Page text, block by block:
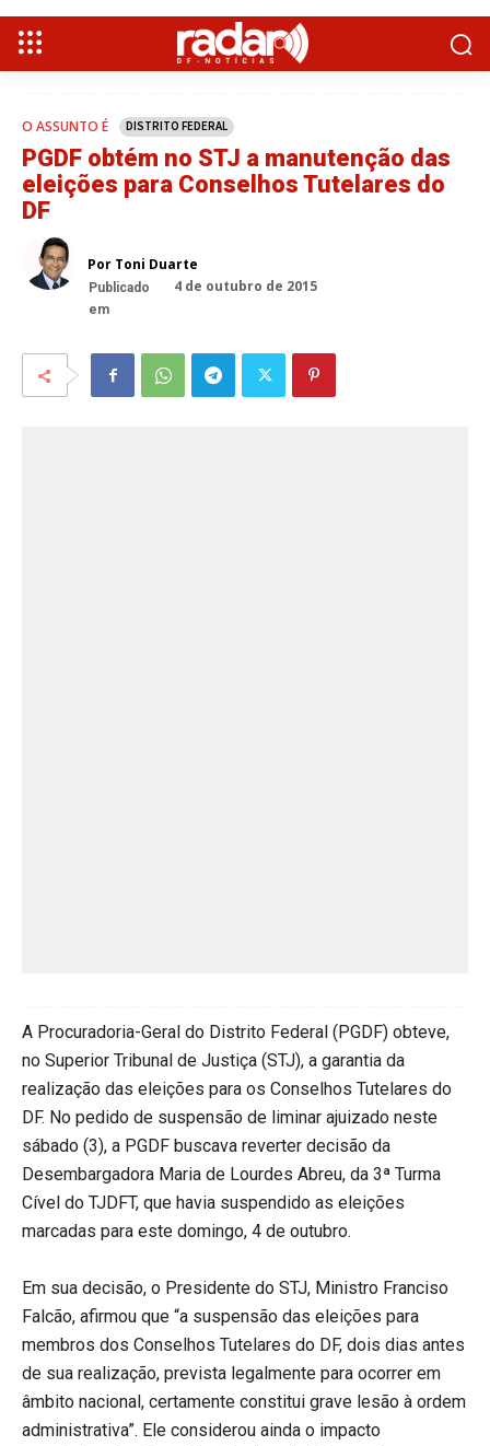
O ASSUNTO É DISTRITO FEDERAL
PGDF obtém no STJ a manutenção das
eleições para Conselhos Tutelares do
DF
Por Toni Duarte
Publicado
em
4 de outubro de 2015
A Procuradoria-Geral do Distrito Federal (PGDF) obteve,
no Superior Tribunal de Justiça (STJ), a garantia da
realização das eleições para os Conselhos Tutelares do
DF. No pedido de suspensão de liminar ajuizado neste
sábado (3), a PGDF buscava reverter decisão da
Desembargadora Maria de Lourdes Abreu, da 3ª Turma
Cível do TJDFT, que havia suspendido as eleições
marcadas para este domingo, 4 de outubro.
Em sua decisão, o Presidente do STJ, Ministro Franciso
Falcão, afirmou que “a suspensão das eleições para
membros dos Conselhos Tutelares do DF, dois dias antes
de sua realização, prevista legalmente para ocorrer em
âmbito nacional, certamente constitui grave lesão à ordem
administrativa”. Ele considerou ainda o impacto